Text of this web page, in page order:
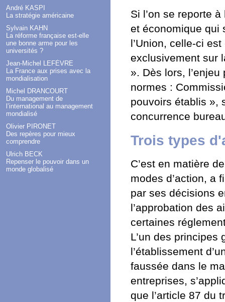
André KASPI
La stratégie américaine
Sylvain KAHN
La réforme française est-elle
une bonne arme pour les
universités ?
Jean-Michel LEFÈVRE
La France aux prises avec la
mondialisation
Michel DRANCOURT
Du management de
l’international au management
mondialisé
Olivier PIRONET
Des repères pour mieux
comprendre
Ulrich BECK
Repenser le pouvoir dans un
monde globalisé
Si l’on se reporte
et économique qui
l’Union, celle-ci
exclusivement sur
». Dès lors,
normes :
pouvoirs établis »,
concurrence
Trois types
C’est en matière
modes d’action, a
par ses décisions
l’approbation des
certaines
L’un des
l’établissement
faussée dans le
entreprises,
que l’article 87 du